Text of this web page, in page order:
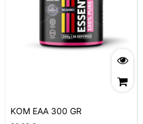
KOM EAA 300 GR